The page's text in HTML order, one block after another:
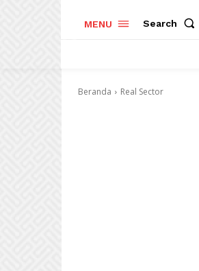
MENU Search
Beranda Real Sector